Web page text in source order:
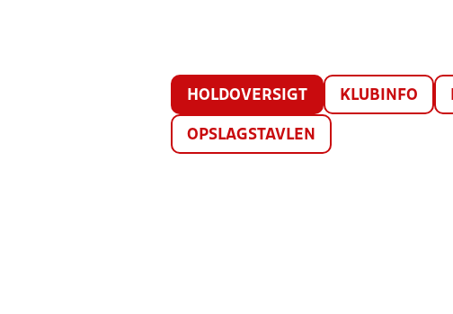
HOLDOVERSIGT KLUBINFO
OPSLAGSTAVLEN